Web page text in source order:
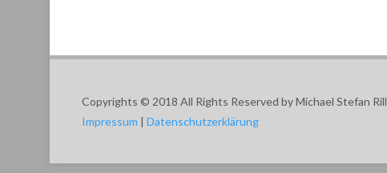
Copyrights © 2018 All Rights Reserved by Michael Stefan Rill
Impressum | Datenschutzerklärung